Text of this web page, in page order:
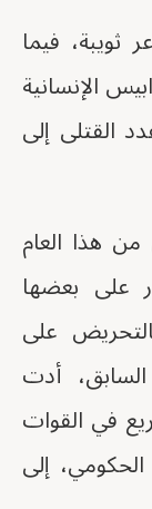
فيما
الإنسانية
القتلى إلى
هذا العام
على بعضها
على
أدت
في القوات
إلى